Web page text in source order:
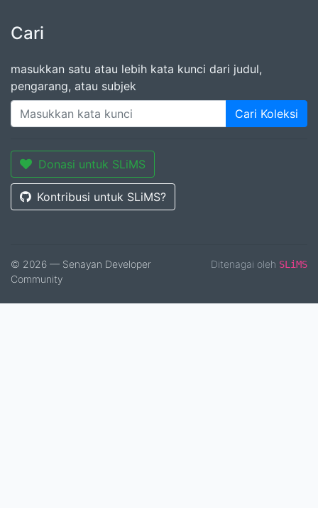
Cari
masukkan satu atau lebih kata kunci dari judul,
pengarang, atau subjek
Cari Koleksi
Donasi untuk SLiMS
Kontribusi untuk SLiMS?
© 2026 — Senayan Developer
Community
Ditenagai oleh SLiMS